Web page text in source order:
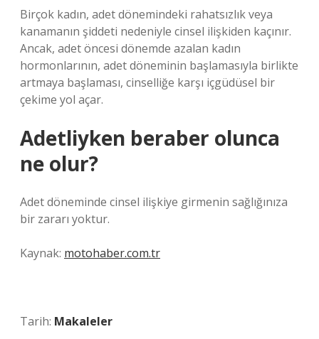
Birçok kadın, adet dönemindeki rahatsızlık veya
kanamanın şiddeti nedeniyle cinsel ilişkiden kaçınır.
Ancak, adet öncesi dönemde azalan kadın
hormonlarının, adet döneminin başlamasıyla birlikte
artmaya başlaması, cinselliğe karşı içgüdüsel bir
çekime yol açar.
Adetliyken beraber olunca
ne olur?
Adet döneminde cinsel ilişkiye girmenin sağlığınıza
bir zararı yoktur.
Kaynak: motohaber.com.tr
Tarih: Makaleler